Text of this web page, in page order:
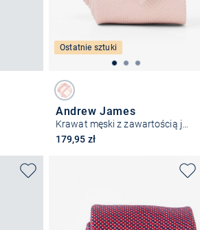
Ostatnie sztuki
Andrew James
Krawat męski z zawartością jedwabiu
179,95 zł